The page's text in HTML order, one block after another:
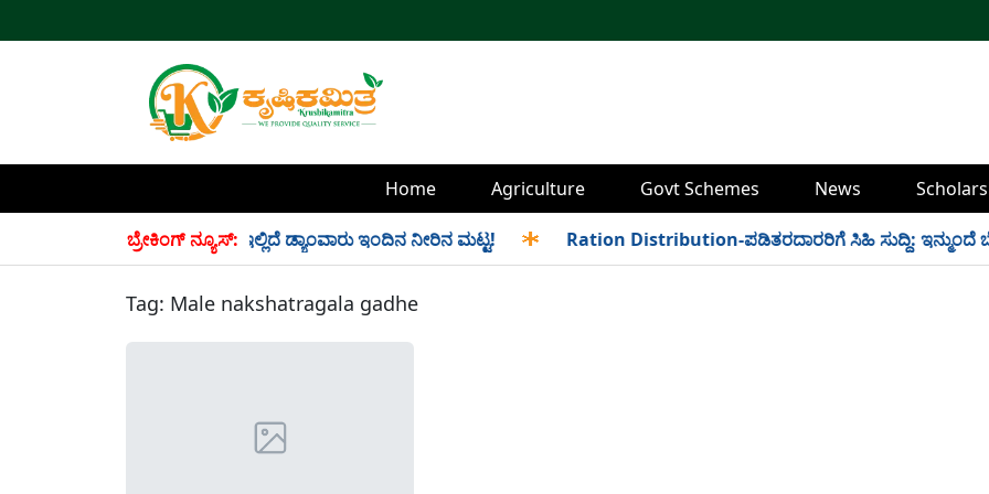
Home Agriculture Govt Schemes News
ಬ್ರೇಕಿಂಗ್ ನ್ಯೂಸ್:
34 TMC ನೀರು ಸಂಗ್ರಹ! ಇಲ್ಲಿದೆ ಡ್ಯಾಂವಾರು ಇಂದಿನ ನೀರಿನ ಮಟ್ಟ! Ration Distribution-ಪಡಿತರದಾರರಿಗೆ ಸಿಹಿ ಸುದ್ದಿ: ಇನ್ಮುಂದೆ
Tag: Male nakshatragala gadhe